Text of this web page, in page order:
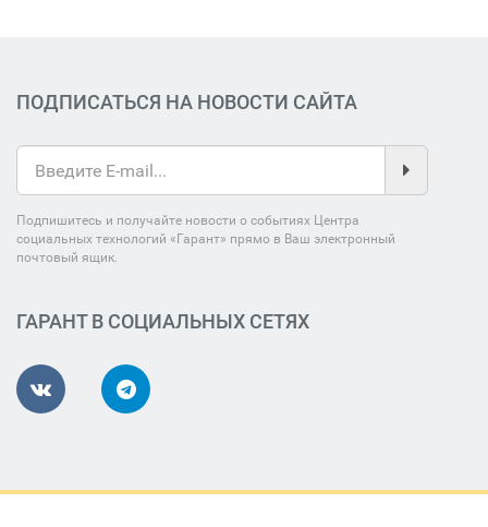
ПОДПИСАТЬСЯ НА НОВОСТИ САЙТА
Подпишитесь и получайте новости о событиях Центра
социальных технологий «Гарант» прямо в Ваш электронный
почтовый ящик.
ГАРАНТ В СОЦИАЛЬНЫХ СЕТЯХ